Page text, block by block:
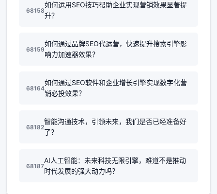
68158
如何运用SEO技巧帮助企业实现营销效果显著提
升？
68159
如何通过品牌SEO代运营，快速提升搜索引擎影
响力加速器效果？
68164
如何通过SEO软件和企业增长引擎实现数字化营
销必投效果？
68182
智能沟通技术，引领未来，我们是否已经准备好
了？
68187
AI人工智能：未来科技无限引擎，难道不是推动
时代发展的强大动力吗？